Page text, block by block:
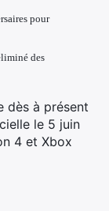
pour
des
dès à présent
le 5 juin
4 et Xbox